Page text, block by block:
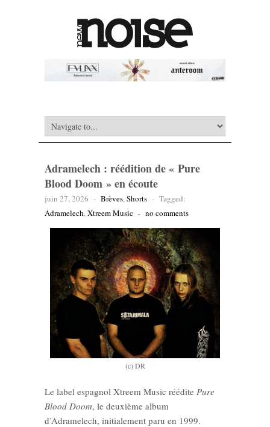
Adramelech : réédition de « Pure
Blood Doom » en écoute
juin 27, 2026 - Brèves,Shorts - Tagged:
Adramelech,Xtreem Music - no comments
(c) DR
Le label espagnol Xtreem Music réédite Pure
Blood Doom, le deuxième album
d’Adramelech, initialement paru en 1999.